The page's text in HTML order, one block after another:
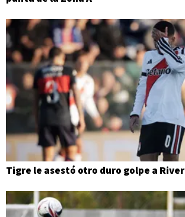
Tigre le asestó otro duro golpe a River